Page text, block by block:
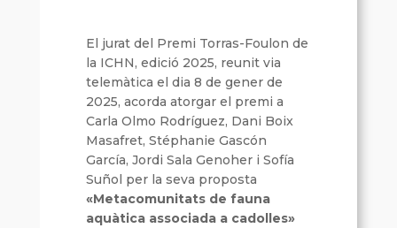
El jurat del Premi Torras-Foulon de
la ICHN, edició 2025, reunit via
telemàtica el dia 8 de gener de
2025, acorda atorgar el premi a
Carla Olmo Rodríguez, Dani Boix
Masafret, Stéphanie Gascón
García, Jordi Sala Genoher i Sofía
Suñol per la seva proposta
«Metacomunitats de fauna
aquàtica associada a cadolles»